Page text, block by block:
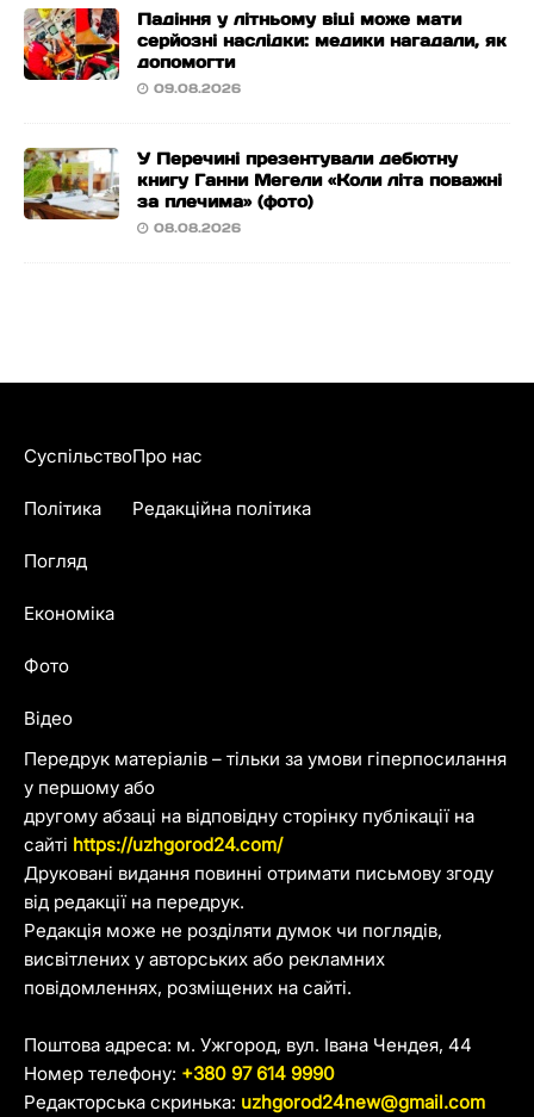
Падіння у літньому віці може мати
серйозні наслідки: медики нагадали, як
допомогти
09.08.2026
У Перечині презентували дебютну
книгу Ганни Мегели «Коли літа поважні
за плечима» (фото)
08.08.2026
Передрук матеріалів – тільки за умови гіперпосилання
у першому або
другому абзаці на відповідну сторінку публікації на
сайті https://uzhgorod24.com/
Друковані видання повинні отримати письмову згоду
від редакції на передрук.
Редакція може не розділяти думок чи поглядів,
висвітлених у авторських або рекламних
повідомленнях, розміщених на сайті.
Поштова адреса: м. Ужгород, вул. Івана Чендея, 44
Номер телефону: +380 97 614 9990
Редакторська скринька: uzhgorod24new@gmail.com
Суспільство
Політика
Погляд
Економіка
Фото
Відео
Про нас
Редакційна політика